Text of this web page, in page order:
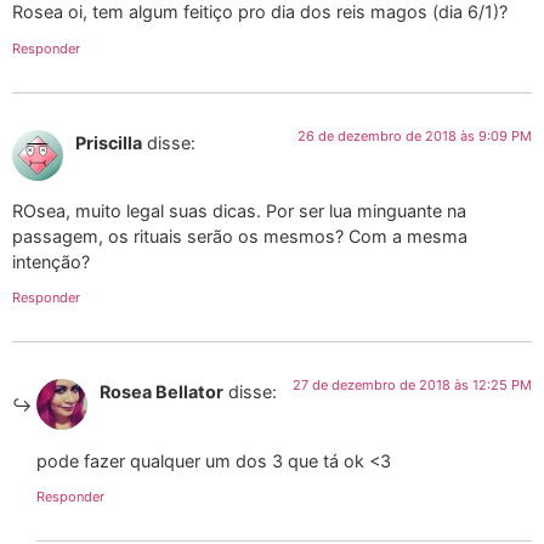
Rosea oi, tem algum feitiço pro dia dos reis magos (dia 6/1)?
Responder
Priscilla disse: 26 de dezembro de 2018 às 9:09 PM
ROsea, muito legal suas dicas. Por ser lua minguante na
passagem, os rituais serão os mesmos? Com a mesma
intenção?
Responder
Rosea Bellator disse: 27 de dezembro de 2018 às 12:25 PM
pode fazer qualquer um dos 3 que tá ok <3
Responder